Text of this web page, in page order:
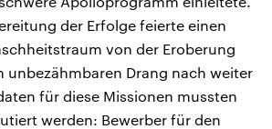
der Erfolge feierte einen
von der Eroberung
unbezähmbaren Drang nach weiter
für diese Missionen mussten
werden: Bewerber für den